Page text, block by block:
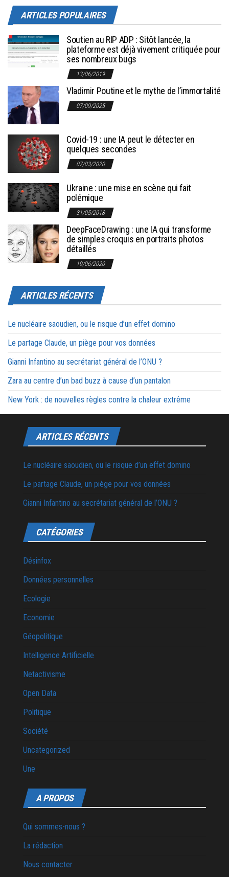
ARTICLES POPULAIRES
Soutien au RIP ADP : Sitôt lancée, la
plateforme est déjà vivement critiquée pour
ses nombreux bugs
13/06/2019
Vladimir Poutine et le mythe de l’immortalité
07/09/2025
Covid-19 : une IA peut le détecter en
quelques secondes
07/03/2020
Ukraine : une mise en scène qui fait
polémique
31/05/2018
DeepFaceDrawing : une IA qui transforme
de simples croquis en portraits photos
détaillés
19/06/2020
ARTICLES RÉCENTS
Le nucléaire saoudien, ou le risque d’un effet domino
Le partage Claude, un piège pour vos données
Gianni Infantino au secrétariat général de l’ONU ?
Zara au centre d’un bad buzz à cause d’un pantalon
New York : de nouvelles règles contre la chaleur extrême
ARTICLES RÉCENTS
Le nucléaire saoudien, ou le risque d’un effet domino
Le partage Claude, un piège pour vos données
Gianni Infantino au secrétariat général de l’ONU ?
CATÉGORIES
Désinfox
Données personnelles
Ecologie
Economie
Géopolitique
Intelligence Artificielle
Netactivisme
Open Data
Politique
Société
Uncategorized
Une
A PROPOS
Qui sommes-nous ?
La rédaction
Nous contacter